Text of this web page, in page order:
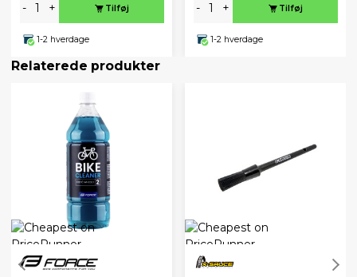
- + Tilføj
1-2 hverdage
- + Tilføj
1-2 hverdage
Relaterede produkter